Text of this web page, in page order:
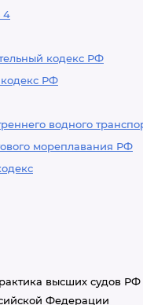
4
кодекс РФ
РФ
водного
мореплавания РФ
высших судов РФ
Федерации